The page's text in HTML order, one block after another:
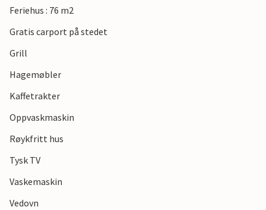
Feriehus : 76 m2
Gratis carport på stedet
Grill
Hagemøbler
Kaffetrakter
Oppvaskmaskin
Røykfritt hus
Tysk TV
Vaskemaskin
Vedovn